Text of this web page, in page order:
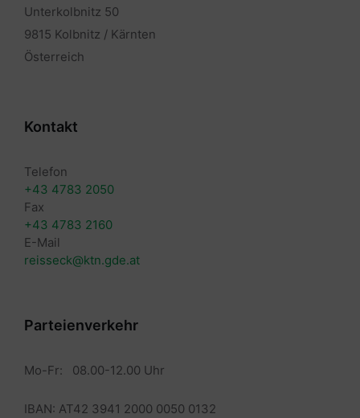
Unterkolbnitz 50
9815 Kolbnitz / Kärnten
Österreich
Kontakt
Telefon
+43 4783 2050
Fax
+43 4783 2160
E-Mail
reisseck@ktn.gde.at
Parteienverkehr
Mo-Fr: 08.00-12.00 Uhr
IBAN: AT42 3941 2000 0050 0132